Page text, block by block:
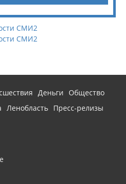
СМИ2
СМИ2
Деньги
Общество
Ленобласть Пресс-релизы